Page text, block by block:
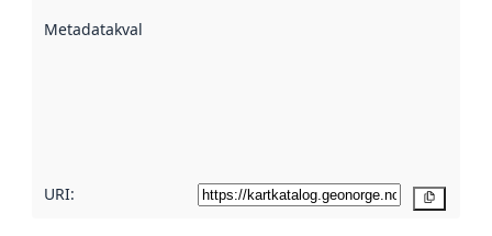
Metadatakvalitet
URI: